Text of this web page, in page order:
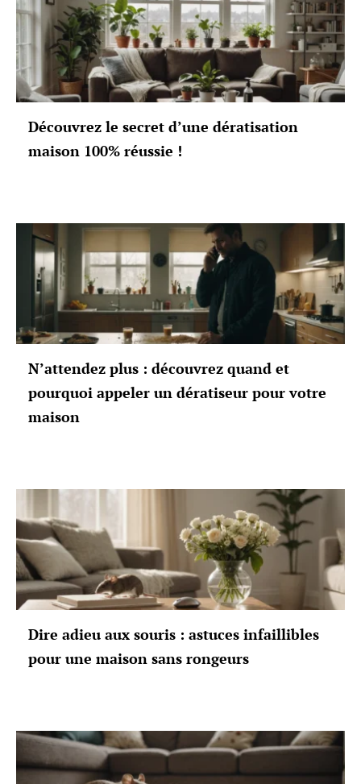
Découvrez le secret d’une dératisation
maison 100% réussie !
N’attendez plus : découvrez quand et
pourquoi appeler un dératiseur pour votre
maison
Dire adieu aux souris : astuces infaillibles
pour une maison sans rongeurs